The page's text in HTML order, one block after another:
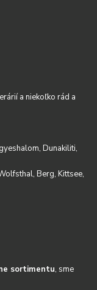
a niekoľko rád a
Dunakiliti,
Berg, Kittsee,
sortimentu, sme